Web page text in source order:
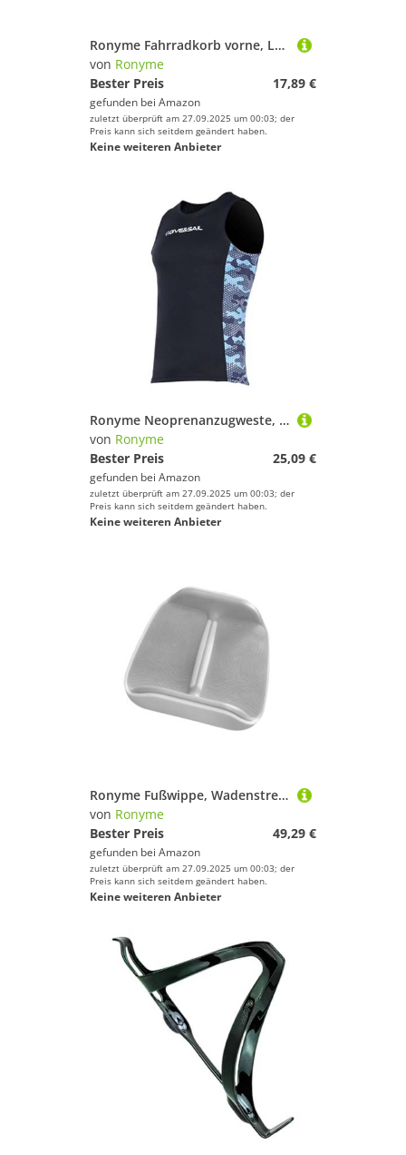
Ronyme Fahrradkorb vorne, Lebensmittel-Fahrradkorb, universell mit Deckel, praktisches Fahrradzubehör, Mehrzweck für Shopping, Camping, Schwarz
von Ronyme
Bester Preis
17,89 €
gefunden bei Amazon
zuletzt überprüft am 27.09.2025 um 00:03; der
Preis kann sich seitdem geändert haben.
Keine weiteren Anbieter
Ronyme Neoprenanzugweste, Surf-Oberteile, Wassersport, Mode, Neopren-Oberteil, ärmellose Tauchweste, Neoprenanzug-Westenjacke zum Kanufahren, Surfen, S
von Ronyme
Bester Preis
25,09 €
gefunden bei Amazon
zuletzt überprüft am 27.09.2025 um 00:03; der
Preis kann sich seitdem geändert haben.
Keine weiteren Anbieter
Ronyme Fußwippe, Wadenstrecker, stabiles Training, verbessert die Knöchelflexibilität, Heimbüro-Gebrauch, Fitnessgerät, Dehnungsgerät
von Ronyme
Bester Preis
49,29 €
gefunden bei Amazon
zuletzt überprüft am 27.09.2025 um 00:03; der
Preis kann sich seitdem geändert haben.
Keine weiteren Anbieter